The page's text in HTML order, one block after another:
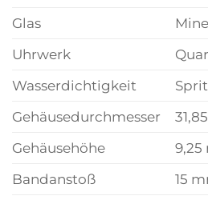
Glas
Uhrwerk
Wasserdichtigkeit
Gehäusedurchmesser
Gehäusehöhe
9,25
Bandanstoß
15